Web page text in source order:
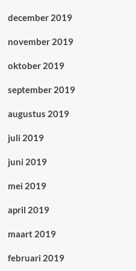
december 2019
november 2019
oktober 2019
september 2019
augustus 2019
juli 2019
juni 2019
mei 2019
april 2019
maart 2019
februari 2019